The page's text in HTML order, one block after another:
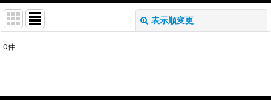
表示順変更
サブカテゴリ
0件